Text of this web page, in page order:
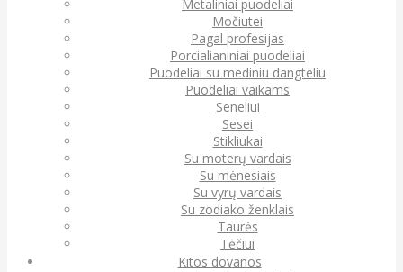
Metaliniai puodeliai
Močiutei
Pagal profesijas
Porcialianiniai puodeliai
Puodeliai su mediniu dangteliu
Puodeliai vaikams
Seneliui
Sesei
Stikliukai
Su moterų vardais
Su mėnesiais
Su vyrų vardais
Su zodiako ženklais
Taurės
Tėčiui
Kitos dovanos